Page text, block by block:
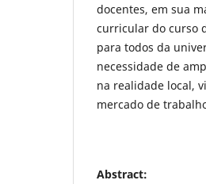
docentes, em sua
curricular do curso
para todos da
necessidade de
na realidade local,
mercado de
Abstract: